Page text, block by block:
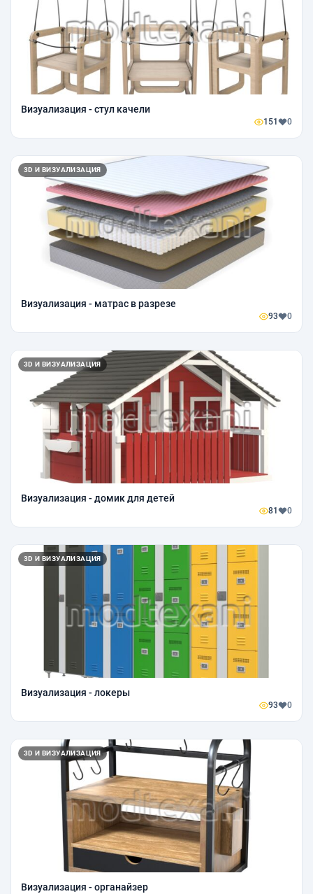
Визуализация - стул качели
151 0
3D И ВИЗУАЛИЗАЦИЯ
Визуализация - матрас в разрезе
93 0
3D И ВИЗУАЛИЗАЦИЯ
Визуализация - домик для детей
81 0
3D И ВИЗУАЛИЗАЦИЯ
Визуализация - локеры
93 0
3D И ВИЗУАЛИЗАЦИЯ
Визуализация - органайзер